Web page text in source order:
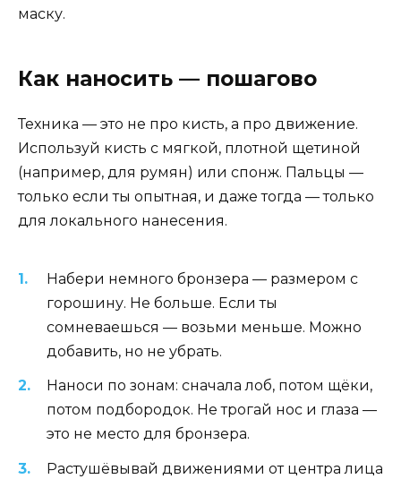
маску.
Как наносить — пошагово
Техника — это не про кисть, а про движение.
Используй кисть с мягкой, плотной щетиной
(например, для румян) или спонж. Пальцы —
только если ты опытная, и даже тогда — только
для локального нанесения.
Набери немного бронзера — размером с
горошину. Не больше. Если ты
сомневаешься — возьми меньше. Можно
добавить, но не убрать.
Наноси по зонам: сначала лоб, потом щёки,
потом подбородок. Не трогай нос и глаза —
это не место для бронзера.
Растушёвывай движениями от центра лица